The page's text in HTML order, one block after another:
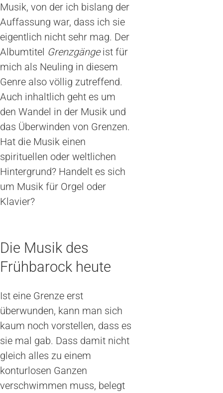
Musik, von der ich bislang der
Auffassung war, dass ich sie
eigentlich nicht sehr mag. Der
Albumtitel Grenzgängeist für
mich als Neuling in diesem
Genre also völlig zutreffend.
Auch inhaltlich geht es um
den Wandel in der Musik und
das Überwinden von Grenzen.
Hat die Musik einen
spirituellen oder weltlichen
Hintergrund? Handelt es sich
um Musik für Orgel oder
Klavier?
Die Musik des
Frühbarock heute
Ist eine Grenze erst
überwunden, kann man sich
kaum noch vorstellen, dass es
sie mal gab. Dass damit nicht
gleich alles zu einem
konturlosen Ganzen
verschwimmen muss, belegt